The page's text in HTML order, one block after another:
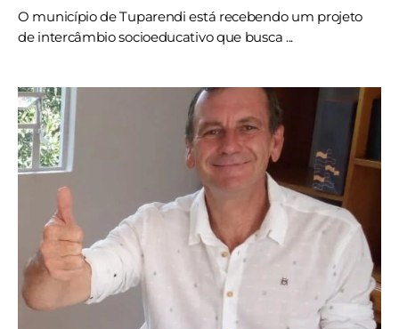
O município de Tuparendi está recebendo um projeto
de intercâmbio socioeducativo que busca ...